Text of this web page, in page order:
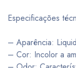
Especificações
– Aparência:
– Cor: Incolor a